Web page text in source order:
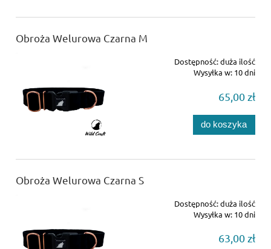
Obroża Welurowa Czarna M
Dostępność:duża ilość
Wysyłka w: 10 dni
65,00 zł
do koszyka
Obroża Welurowa Czarna S
Dostępność:duża ilość
Wysyłka w: 10 dni
63,00 zł